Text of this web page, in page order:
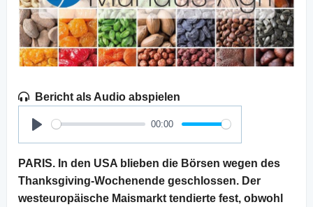
Bericht als Audio abspielen
Play
00:00
PARIS. In den USA blieben die Börsen wegen des
Thanksgiving-Wochenende geschlossen. Der
westeuropäische Maismarkt tendierte fest, obwohl